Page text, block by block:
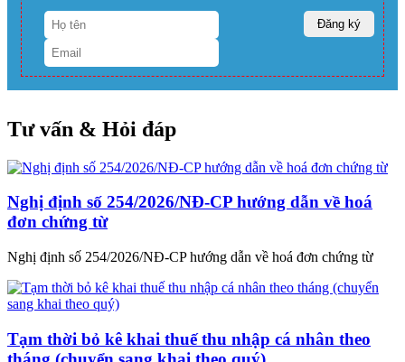
Tư vấn & Hỏi đáp
Nghị định số 254/2026/NĐ-CP hướng dẫn về hoá
đơn chứng từ
Nghị định số 254/2026/NĐ-CP hướng dẫn về hoá đơn chứng từ
Tạm thời bỏ kê khai thuế thu nhập cá nhân theo